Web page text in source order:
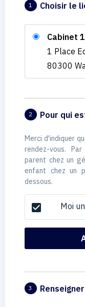
1 Choisir le
Cabinet 1
1 Place
80300
2 Pour qui
Merci d'indiquer
rendez-vous.
parent chez un
enfant chez un
dessous.
check_box Moi
3